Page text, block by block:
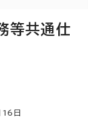
等共通仕
16 日